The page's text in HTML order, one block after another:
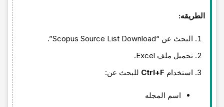
الطریقه:
البحث عن “Scopus Source List Download”.
تحمیل ملف Excel.
استخدام Ctrl+F للبحث عن:
اسم المجله